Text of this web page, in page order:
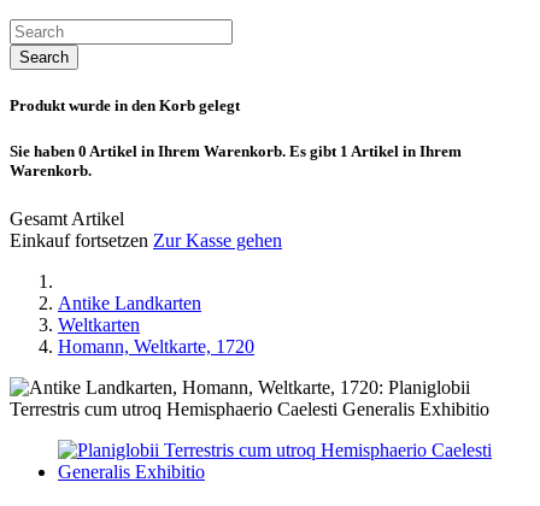
Search
Produkt wurde in den Korb gelegt
Sie haben 0 Artikel in Ihrem Warenkorb. Es gibt 1 Artikel in Ihrem
Warenkorb.
Gesamt Artikel
Einkauf fortsetzen Zur Kasse gehen
Antike Landkarten
Weltkarten
Homann, Weltkarte, 1720